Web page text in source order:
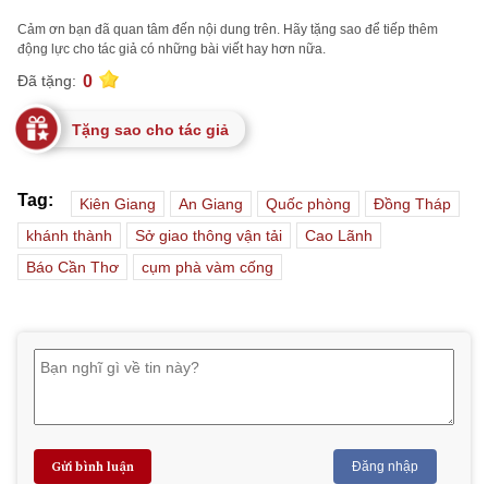
Cảm ơn bạn đã quan tâm đến nội dung trên. Hãy tặng sao để tiếp thêm
động lực cho tác giả có những bài viết hay hơn nữa.
Đã tặng: 0
Tặng sao cho tác giả
Tag: Kiên Giang An Giang Quốc phòng
Đồng Tháp
khánh thành
Sở giao thông vận tải
Cao Lãnh
Báo Cần Thơ
cụm phà vàm cống
Gửi bình luận Đăng nhập